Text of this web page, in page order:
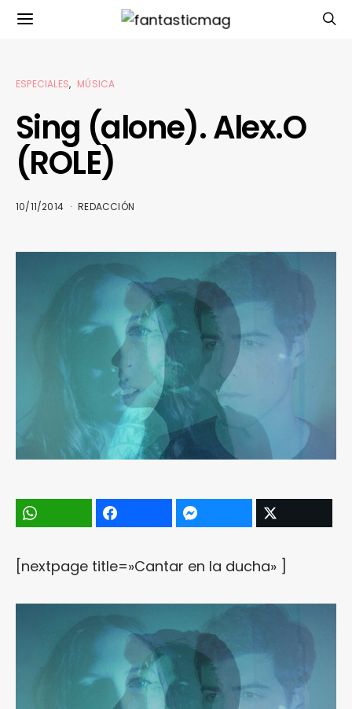
ESPECIALES MÚSICA
Sing (alone). Alex.O
(ROLE)
10/11/2014 REDACCIÓN
[nextpage title=»Cantar en la ducha» ]